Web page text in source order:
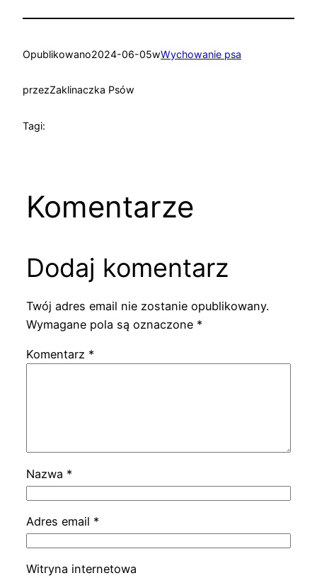
Opublikowano2024-06-05wWychowanie psa
przezZaklinaczka Psów
Tagi:
Komentarze
Dodaj komentarz
Twój adres email nie zostanie opublikowany.
Wymagane pola są oznaczone *
Komentarz *
Nazwa *
Adres email *
Witryna internetowa